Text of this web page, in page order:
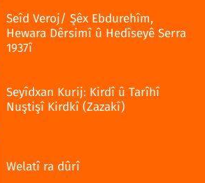
Seîd Veroj/ Şêx Ebdurehîm,
Hewara Dêrsimî û Hedîseyê Serra
1937î
Seyîdxan Kurij: Kirdî û Tarîhî
Nuştişî Kirdkî (Zazakî)
Welatî ra dûrî